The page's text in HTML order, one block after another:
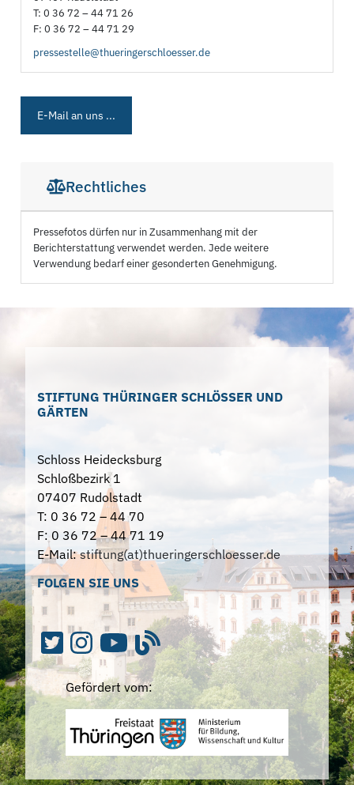
T: 0 36 72 – 44 71 26
F: 0 36 72 – 44 71 29
pressestelle@thueringerschloesser.de
E-Mail an uns ...
Rechtliches
Pressefotos dürfen nur in Zusammenhang mit der
Berichterstattung verwendet werden. Jede weitere
Verwendung bedarf einer gesonderten Genehmigung.
STIFTUNG THÜRINGER SCHLÖSSER UND
GÄRTEN
Schloss Heidecksburg
Schloßbezirk 1
07407 Rudolstadt
T: 0 36 72 – 44 70
F: 0 36 72 – 44 71 19
E-Mail:stiftung(at)thueringerschloesser.de
FOLGEN SIE UNS
Gefördert vom: